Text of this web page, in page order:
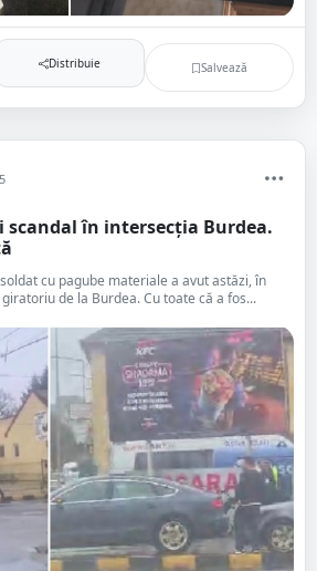
Distribuie Salvează
scandal în intersecția Burdea.
cu pagube materiale a avut astăzi, în
de la Burdea. Cu toate că a fos...